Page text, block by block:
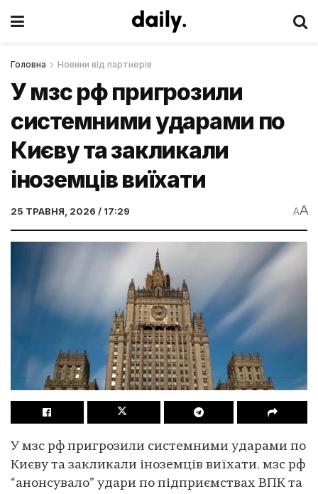
Головна Новини від партнерів
У мзс рф пригрозили
системними ударами по
Києву та закликали
іноземців виїхати
25 ТРАВНЯ, 2026 / 17:29 AA
У мзс рф пригрозили системними ударами по
Києву та закликали іноземців виїхати. мзс рф
“анонсувало” удари по підприємствах ВПК та